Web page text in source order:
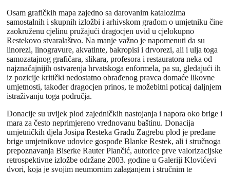
Osam grafičkih mapa zajedno sa darovanim katalozima
samostalnih i skupnih izložbi i arhivskom građom o umjetniku čine
zaokruženu cjelinu pružajući dragocjen uvid u cjelokupno
Restekovo stvaralaštvo. Na manje važno je napomenuti da su
linorezi, linogravure, akvatinte, bakropisi i drvorezi, ali i ulja toga
samozatajnog grafičara, slikara, profesora i restauratora neka od
najznačajnijih ostvarenja hrvatskoga enformela, pa su, gledajući ih
iz pozicije kritički nedostatno obrađenog pravca domaće likovne
umjetnosti, također dragocjen prinos, te možebitni poticaj daljnjem
istraživanju toga područja.
Donacije su uvijek plod zajedničkih nastojanja i napora oko brige i
mara za često neprimjereno vrednovanu baštinu. Donacija
umjetničkih djela Josipa Resteka Gradu Zagrebu plod je predane
brige umjetnikove udovice gospođe Blanke Restek, ali i stručnoga
prepoznavanja Biserke Rauter Plančić, autorice prve valorizacijske
retrospektivne izložbe održane 2003. godine u Galeriji Klovićevi
dvori, koja je svojim neumornim zalaganjem i stručnim te